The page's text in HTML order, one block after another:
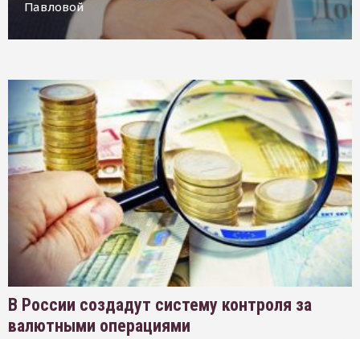
Павловой
В России создадут систему контроля за
валютными операциями